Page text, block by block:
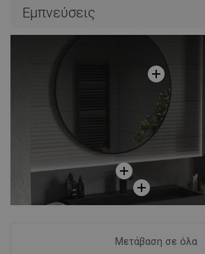
Εμπνεύσεις
Μετάβαση σε όλα